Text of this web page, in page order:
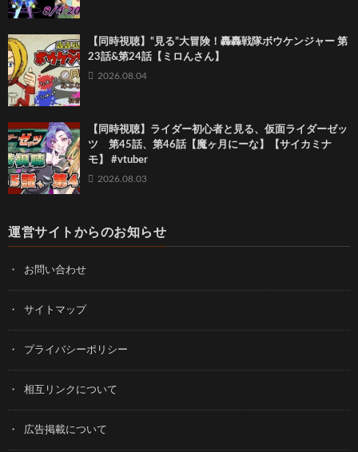
【同時視聴】“見る”大冒険！轟轟戦隊ボウケンジャー 第
23話&第24話【ミロんさん】
2026.08.04
【同時視聴】ライダー初心者と見る、仮面ライダーゼッ
ツ 第45話、第46話【魔ヶ月にーな】【サイカミナ
モ】 #vtuber
2026.08.03
運営サイトからのお知らせ
お問い合わせ
サイトマップ
プライバシーポリシー
相互リンクについて
広告掲載について